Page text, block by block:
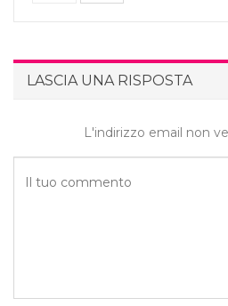
LASCIA UNA RISPOSTA
L'indirizzo email non